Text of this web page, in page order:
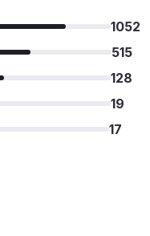
1052
515
128
19
17